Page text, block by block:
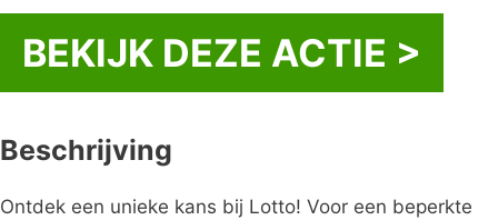
BEKIJK DEZE ACTIE >
Beschrijving
Ontdek een unieke kans bij Lotto! Voor een beperkte